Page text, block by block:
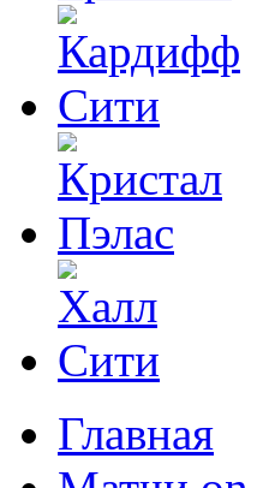
Главная